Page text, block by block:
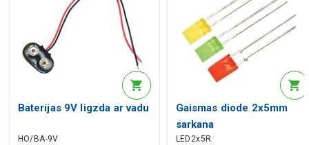
Baterijas 9V ligzda ar vadu
HO/BA-9V
Gaismas diode 2x5mm
sarkana
LED2x5R